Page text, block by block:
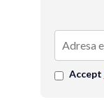
Accept